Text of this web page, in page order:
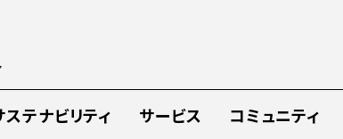
ステナビリティ サービス コミュニティ